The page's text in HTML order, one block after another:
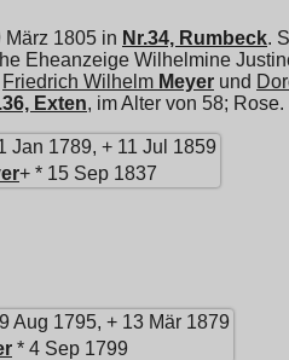
1805 in Nr.34, Rumbeck.
Eheanzeige Wilhelmine
Friedrich Wilhelm Meyer und
Exten, im Alter von 58;
Jan 1789, + 11 Jul 1859
+ * 15 Sep 1837
Aug 1795, + 13 Mär 1879
* 4 Sep 1799